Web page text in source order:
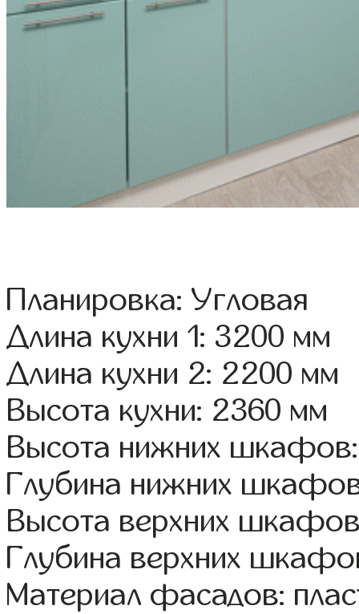
Планировка: Угловая
Длина кухни 1: 3200 мм
Длина кухни 2: 2200 мм
Высота кухни: 2360 мм
Высота нижних
Глубина нижних
Высота верхних
Глубина верхних
Материал фасадов: